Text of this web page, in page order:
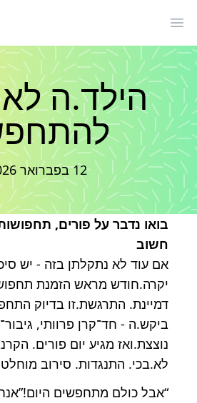
פתח תפריט ראשי
הילד.ה
12 בפברואר 2026
בואו נדבר על פורים,
חשוב
אם עוד לא נתקלתן בזה - יש
יקרה.חודש מראש הזמנת
דמיינת. התרגשת.זו בדיוק
ביקש.ה - חד־קרן פרוותי,
נוצצת.ואז מגיע יום פורים.
לא.בכי. התנגדות. סירוב
“אבל כולם מתחפשים